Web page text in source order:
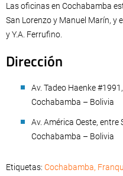
Las oficinas en Cochabamba
San Lorenzo y Manuel Marín, y
y Y.A. Ferrufino.
Dirección
Av. Tadeo Haenke
Cochabamba – Bolivia
Av. América Oeste, entre
Cochabamba – Bolivia
Etiquetas: Cochabamba,